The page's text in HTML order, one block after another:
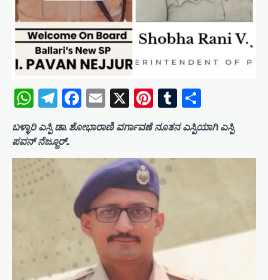
WhatsApp
Telegram
Facebook
Email
X Pinterest
Tumblr
ಬಳ್ಳಾರಿ ಎಸ್ಪಿ ಡಾ. ಶೋಭಾರಾಣಿ ವರ್ಗಾವಣೆ ನೂತನ ಎಸ್ಪಿಯಾಗಿ ಎಸ್ಪಿ
ಪವನ್ ನೆಜ್ಜೂರ್..